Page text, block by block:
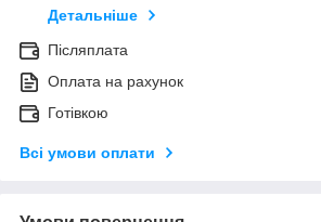
Детальніше
Післяплата
Оплата на рахунок
Готівкою
Всі умови оплати